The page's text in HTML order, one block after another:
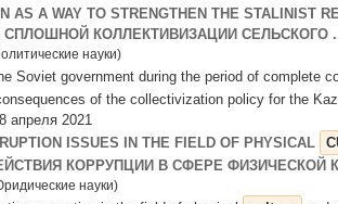
AS A WAY TO STRENGTHEN THE
СПЛОШНОЙ КОЛЛЕКТИВИЗАЦИИ СЕЛЬСКОГО
науки)
Soviet government during the period of complete
of the collectivization policy for the
апреля 2021
ISSUES IN THE FIELD OF PHYSICAL
КОРРУПЦИИ В СФЕРЕ ФИЗИЧЕСКОЙ
науки)